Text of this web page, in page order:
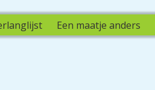
Een maatje anders